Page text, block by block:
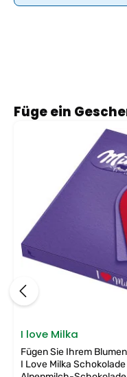
Produktgalerie
Füge ein
I love Milka
Fügen Sie Ihrem
I Love Milka